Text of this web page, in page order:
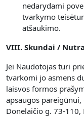
nedarydami
tvarkymo
atšaukimo.
VIII. Skundai /
Jei Naudotojas turi
tvarkomi jo asmens
laisvos formos
apsaugos pareigūnui,
Donelaičio g. 73-110,